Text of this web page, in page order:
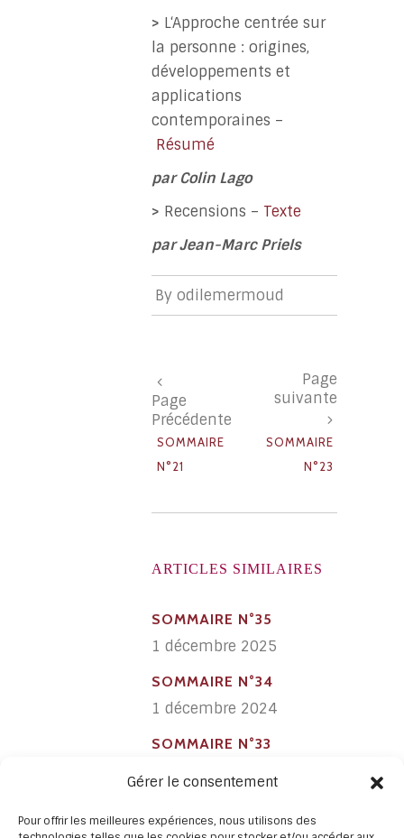
Gérer le consentement
Pour offrir les meilleures expériences, nous utilisons des
> L‘Approche centrée sur
la personne : origines,
développements et
applications
contemporaines –
Résumé
parColin Lago
> Recensions – Texte
par Jean-Marc Priels
By odilemermoud
Page
Précédente
SOMMAIRE
N°21
Page
suivante
SOMMAIRE
N°23
ARTICLES SIMILAIRES
SOMMAIRE N°35
1 décembre 2025
SOMMAIRE N°34
1 décembre 2024
SOMMAIRE N°33
1 avril 2022